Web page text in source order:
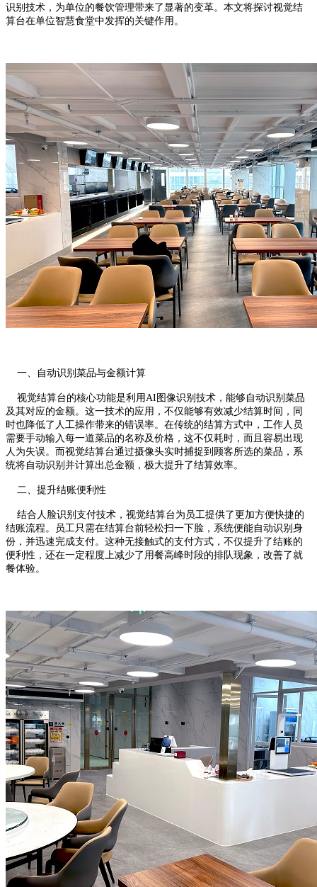
识别技术，为单位的餐饮管理带来了显著的变革。本文将探讨视觉结
算台在单位智慧食堂中发挥的关键作用。
一、自动识别菜品与金额计算
视觉结算台的核心功能是利用AI图像识别技术，能够自动识别菜品
及其对应的金额。这一技术的应用，不仅能够有效减少结算时间，同
时也降低了人工操作带来的错误率。在传统的结算方式中，工作人员
需要手动输入每一道菜品的名称及价格，这不仅耗时，而且容易出现
人为失误。而视觉结算台通过摄像头实时捕捉到顾客所选的菜品，系
统将自动识别并计算出总金额，极大提升了结算效率。
二、提升结账便利性
结合人脸识别支付技术，视觉结算台为员工提供了更加方便快捷的
结账流程。员工只需在结算台前轻松扫一下脸，系统便能自动识别身
份，并迅速完成支付。这种无接触式的支付方式，不仅提升了结账的
便利性，还在一定程度上减少了用餐高峰时段的排队现象，改善了就
餐体验。